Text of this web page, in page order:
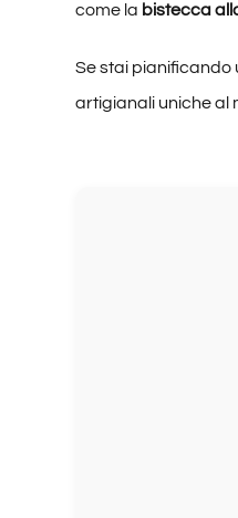
come la bistecca
Se stai pianificando
artigianali uniche al